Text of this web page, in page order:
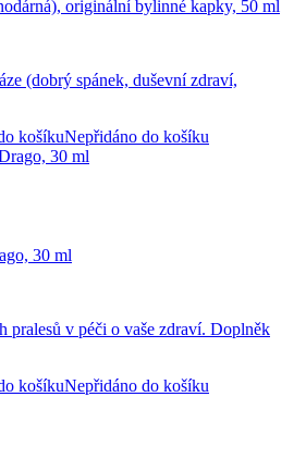
originální bylinné kapky, 50 ml
(dobrý spánek, duševní zdraví,
košíkuNepřidáno do košíku
30 ml
pralesů v péči o vaše zdraví. Doplněk
košíkuNepřidáno do košíku